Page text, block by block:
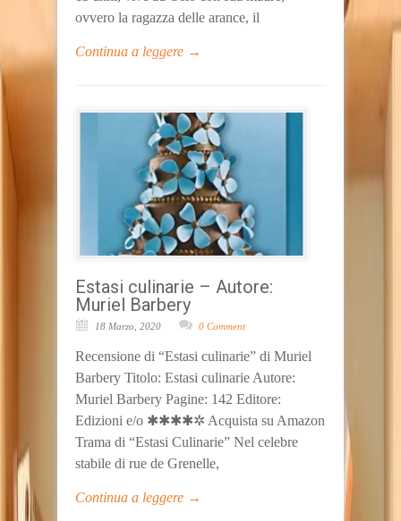
ovvero la ragazza delle arance, il
Continua a leggere →
Estasi culinarie – Autore:
Muriel Barbery
18 Marzo, 2020 0 Comment
Recensione di “Estasi culinarie” di Muriel
Barbery Titolo: Estasi culinarie Autore:
Muriel Barbery Pagine: 142 Editore:
Edizioni e/o ✱✱✱✱✲ Acquista su Amazon
Trama di “Estasi Culinarie” Nel celebre
stabile di rue de Grenelle,
Continua a leggere →